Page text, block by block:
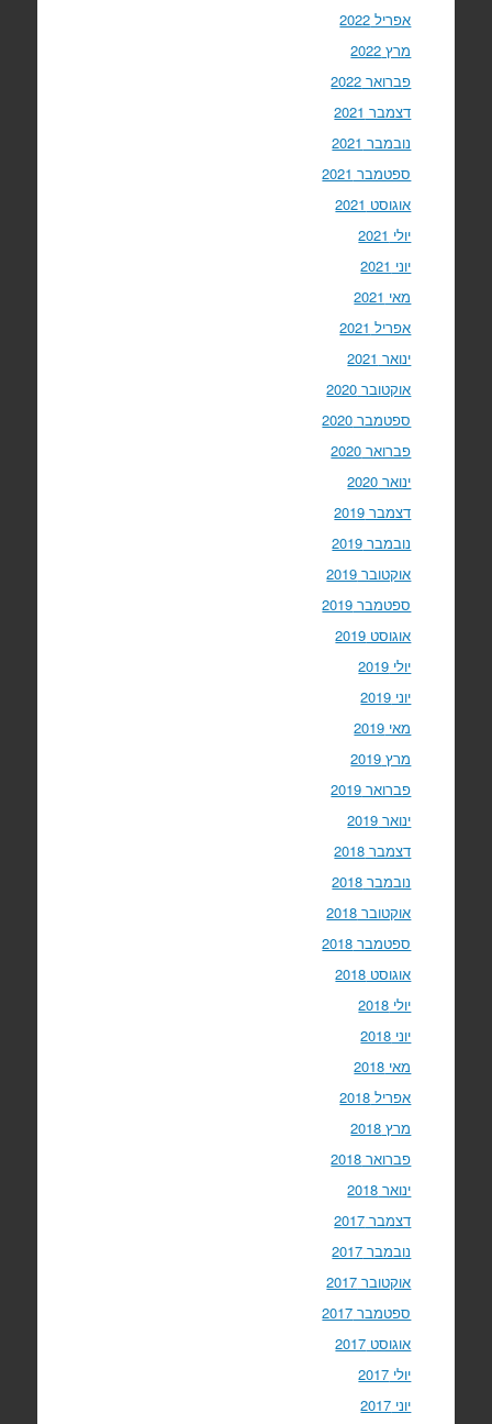
אפריל 2022
מרץ 2022
פברואר 2022
דצמבר 2021
נובמבר 2021
ספטמבר 2021
אוגוסט 2021
יולי 2021
יוני 2021
מאי 2021
אפריל 2021
ינואר 2021
אוקטובר 2020
ספטמבר 2020
פברואר 2020
ינואר 2020
דצמבר 2019
נובמבר 2019
אוקטובר 2019
ספטמבר 2019
אוגוסט 2019
יולי 2019
יוני 2019
מאי 2019
מרץ 2019
פברואר 2019
ינואר 2019
דצמבר 2018
נובמבר 2018
אוקטובר 2018
ספטמבר 2018
אוגוסט 2018
יולי 2018
יוני 2018
מאי 2018
אפריל 2018
מרץ 2018
פברואר 2018
ינואר 2018
דצמבר 2017
נובמבר 2017
אוקטובר 2017
ספטמבר 2017
אוגוסט 2017
יולי 2017
יוני 2017